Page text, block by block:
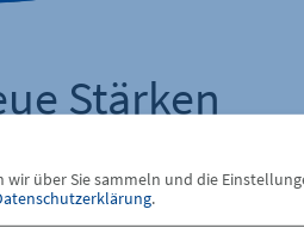
Stärken
Bamberg GmbH professionell
Immobilieninvestoren.
GmbH
über Sie sammeln und die
.